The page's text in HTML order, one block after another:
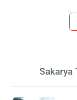
Sakarya